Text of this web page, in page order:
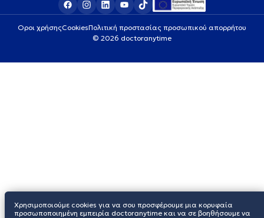
Οροι χρήσηςCookiesΠολιτική προστασίας προσωπικού απορρήτου
© 2026 doctoranytime
Χρησιμοποιούμε cookies για να σου προσφέρουμε μια κορυφαία
προσωποποιημένη εμπειρία doctoranytime και να σε βοηθήσουμε να